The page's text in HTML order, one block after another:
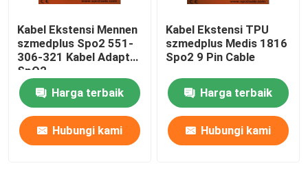
Kabel Ekstensi Mennen
szmedplus Spo2 551-
306-321 Kabel Adaptor
SpO2
Harga terbaik
Hubungi kami
Kabel Ekstensi TPU
szmedplus Medis 1816
Spo2 9 Pin Cable
Harga terbaik
Hubungi kami